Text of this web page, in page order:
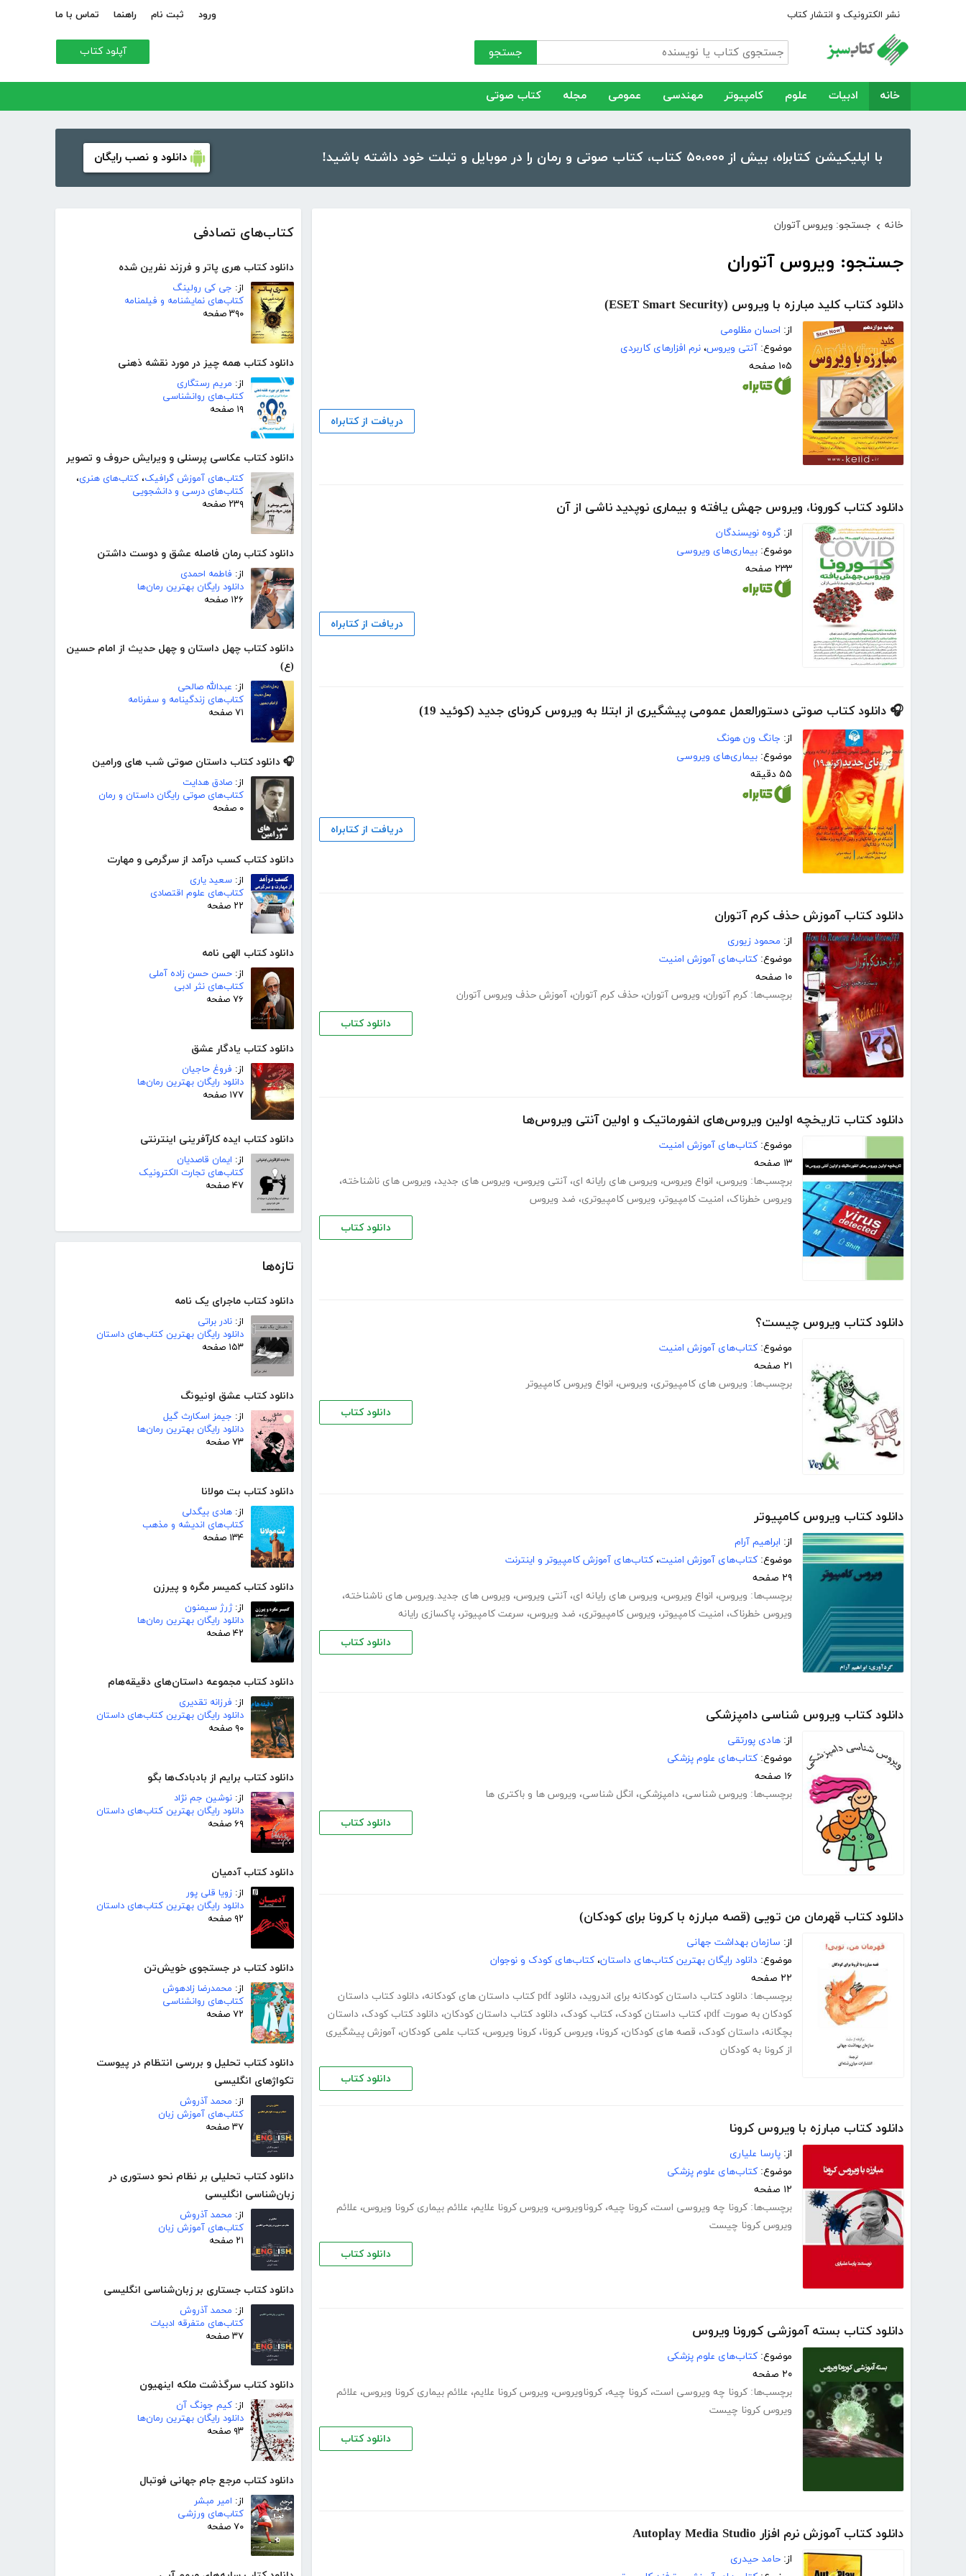
نشر الکترونیک و انتشار کتاب ورود ثبت نام راهنما تماس با ما
جستجو آپلود کتاب
خانه ادبیات علوم کامپیوتر مهندسی عمومی مجله کتاب صوتی
با اپلیکیشن کتابراه، بیش از ۵۰،۰۰۰ کتاب، کتاب صوتی و رمان را در موبایل و تبلت خود داشته باشید! دانلود و نصب رایگان
کتاب‌های تصادفی
دانلود کتاب هری پاتر و فرزند نفرین شده
از: جی کی رولینگ
کتاب‌های نمایشنامه و فیلمنامه
۳۹۰ صفحه
دانلود کتاب همه چیز در مورد نقشه ذهنی
از: مریم رستگاری
کتاب‌های روانشناسی
۱۹ صفحه
دانلود کتاب عکاسی پرسنلی و ویرایش حروف و تصویر
کتاب‌های آموزش گرافیک، کتاب‌های هنری،
کتاب‌های درسی و دانشجویی
۲۳۹ صفحه
دانلود کتاب رمان فاصله عشق و دوست داشتن
از: فاطمه احمدی
دانلود رایگان بهترین رمان‌ها
۱۲۶ صفحه
دانلود کتاب چهل داستان و چهل حدیث از امام حسین
(ع)
از: عبدالله صالحی
کتاب‌های زندگینامه و سفرنامه
۷۱ صفحه
🎧 دانلود کتاب داستان صوتی شب های ورامین
از: صادق هدایت
کتاب‌های صوتی رایگان داستان و رمان
۰ صفحه
دانلود کتاب کسب درآمد از سرگرمی و مهارت
از: سعید یاری
کتاب‌های علوم اقتصادی
۲۲ صفحه
دانلود کتاب الهی نامه
از: حسن حسن زاده آملی
کتاب‌های نثر ادبی
۷۶ صفحه
دانلود کتاب یادگار عشق
از: فروغ حاجیان
دانلود رایگان بهترین رمان‌ها
۱۷۷ صفحه
دانلود کتاب ایده کارآفرینی اینترنتی
از: ایمان قاصدیان
کتاب‌های تجارت الکترونیک
۴۷ صفحه
تازه‌ها
دانلود کتاب ماجرای یک نامه
از: نادر براتی
دانلود رایگان بهترین کتاب‌های داستان
۱۵۳ صفحه
دانلود کتاب عشق اونیونگ
از: جیمز اسکارث گیل
دانلود رایگان بهترین رمان‌ها
۷۳ صفحه
دانلود کتاب بت مولانا
از: هادی بیگدلی
کتاب‌های اندیشه و مذهب
۱۳۴ صفحه
دانلود کتاب کمیسر مگره و پیرزن
از:ژرژ سیمنون
دانلود رایگان بهترین رمان‌ها
۴۲ صفحه
دانلود کتاب مجموعه داستان‌های دقیقه‌هام
از: فرزانه تقدیری
دانلود رایگان بهترین کتاب‌های داستان
۹۰ صفحه
دانلود کتاب برایم از بادبادک‌ها بگو
از: نوشین جم نژاد
دانلود رایگان بهترین کتاب‌های داستان
۶۹ صفحه
دانلود کتاب آدمیان
از: زویا قلی پور
دانلود رایگان بهترین کتاب‌های داستان
۹۲ صفحه
دانلود کتاب در جستجوی خویش‌تن
از: محمدرضا زادهوش
کتاب‌های روانشناسی
۷۲ صفحه
دانلود کتاب تحلیل و بررسی انتظام در پیوست
تکواژهای انگلیسی
از: محمد آذروش
کتاب‌های آموزش زبان
۳۷ صفحه
دانلود کتاب تحلیلی بر نظام نحو دستوری در
زبان‌شناسی انگلیسی
از: محمد آذروش
کتاب‌های آموزش زبان
۲۱ صفحه
دانلود کتاب جستاری بر زبان‌شناسی انگلیسی
از: محمد آذروش
کتاب‌های متفرقه ادبیات
۳۷ صفحه
دانلود کتاب سرگذشت ملکه اینهیون
از: کیم جونگ آن
دانلود رایگان بهترین رمان‌ها
۹۳ صفحه
دانلود کتاب مرجع جام جهانی فوتبال
از: امیر مبشر
کتاب‌های ورزشی
۷۰ صفحه
خانه › جستجو: ویروس آتوران
جستجو: ویروس آتوران
دانلود کتاب کلید مبارزه با ویروس (ESET Smart Security)
از: احسان مظلومی
موضوع: آنتی ویروس، نرم افزارهای کاربردی
۱۰۵ صفحه
دریافت از کتابراه
دانلود کتاب کورونا، ویروس جهش‌ یافته و بیماری نوپدید ناشی از آن
از: گروه نویسندگان
موضوع: بیماری‌های ویروسی
۲۳۳ صفحه
دریافت از کتابراه
🎧 دانلود کتاب صوتی دستورالعمل عمومی پیشگیری از ابتلا به ویروس کرونای جدید (کوئید 19)
از: جانگ ون هونگ
موضوع: بیماری‌های ویروسی
۵۵ دقیقه
دریافت از کتابراه
دانلود کتاب آموزش حذف کرم آتوران
از: محمود زیوری
موضوع: کتاب‌های آموزش امنیت
۱۰ صفحه
برچسب‌ها: کرم آتوران، ویروس آتوران، حذف کرم آتوران، آموزش حذف ویروس آتوران
دانلود کتاب
دانلود کتاب تاریخچه اولین ویروس‌های انفورماتیک و اولین آنتی ویروس‌ها
موضوع: کتاب‌های آموزش امنیت
۱۳ صفحه
برچسب‌ها: ویروس، انواع ویروس، ویروس های رایانه ای، آنتی ویروس، ویروس های جدید، ویروس های ناشناخته،
ویروس خطرناک، امنیت کامپیوتر، ویروس کامپیوتری، ضد ویروس
دانلود کتاب
دانلود کتاب ویروس چیست؟
موضوع: کتاب‌های آموزش امنیت
۲۱ صفحه
برچسب‌ها: ویروس های کامپیوتری، ویروس، انواع ویروس کامپیوتر
دانلود کتاب
دانلود کتاب ویروس کامپیوتر
از: ابراهیم آرام
موضوع: کتاب‌های آموزش امنیت، کتاب‌های آموزش کامپیوتر و اینترنت
۲۹ صفحه
برچسب‌ها: ویروس، انواع ویروس، ویروس های رایانه ای، آنتی ویروس، ویروس های جدید.ویروس های ناشناخته،
ویروس خطرناک، امنیت کامپیوتر، ویروس کامپیوتری، ضد ویروس، سرعت کامپیوتر، پاکسازی رایانه
دانلود کتاب
دانلود کتاب ویروس شناسی دامپزشکی
از: هادی پورتقی
موضوع: کتاب‌های علوم پزشکی
۱۶ صفحه
برچسب‌ها: ویروس شناسی، دامپزشکی، انگل شناسی، ویروس ها و باکتری ها
دانلود کتاب
دانلود کتاب قهرمان من تویی (قصه مبارزه با کرونا برای کودکان)
از: سازمان بهداشت جهانی
موضوع: دانلود رایگان بهترین کتاب‌های داستان، کتاب‌های کودک و نوجوان
۲۲ صفحه
برچسب‌ها: دانلود کتاب داستان کودکانه برای اندروید، دانلود pdf کتاب داستان های کودکانه ، دانلود کتاب داستان
کودکان به صورت pdf
، کتاب داستان کودک، کتاب کودک، دانلود کتاب داستان کودکان، دانلود کتاب کودک، داستان
بچگانه، داستان کودک، قصه های کودکان، کرونا، ویروس کرونا، کرونا ویروس، کتاب علمی کودکان، آموزش پیشگیری
از کرونا به کودکان
دانلود کتاب
دانلود کتاب مبارزه با ویروس کرونا
از: پارسا علیاری
موضوع: کتاب‌های علوم پزشکی
۱۲ صفحه
برچسب‌ها: کرونا چه ویروسی است، کرونا چیه، کروناویروس، ویروس کرونا علایم، علائم بیماری کرونا ویروس، علائم
ویروس کرونا چیست
دانلود کتاب
دانلود کتاب بسته آموزشی کورونا ویروس
موضوع: کتاب‌های علوم پزشکی
۲۰ صفحه
برچسب‌ها: کرونا چه ویروسی است، کرونا چیه، کروناویروس، ویروس کرونا علایم، علائم بیماری کرونا ویروس، علائم
ویروس کرونا چیست
دانلود کتاب
دانلود کتاب آموزش نرم افزار Autoplay Media Studio
از: حامد حیدری